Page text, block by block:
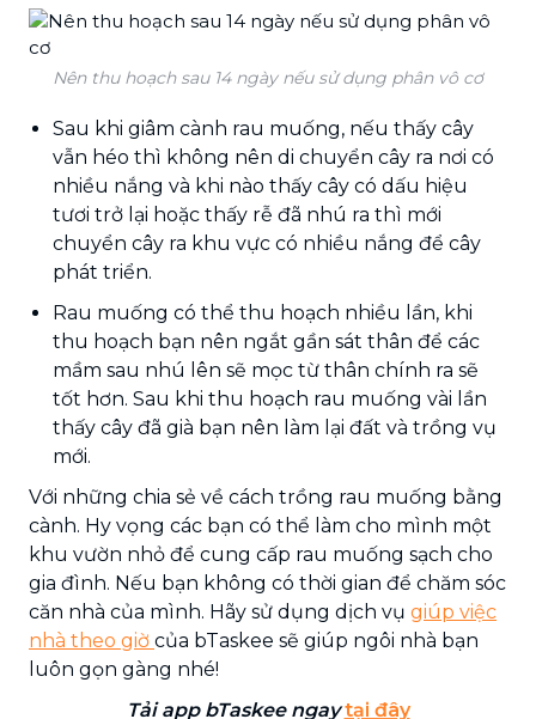
Nên thu hoạch sau 14 ngày nếu sử dụng phân vô cơ
Sau khi giâm cành rau muống, nếu thấy cây
vẫn héo thì không nên di chuyển cây ra nơi có
nhiều nắng và khi nào thấy cây có dấu hiệu
tươi trở lại hoặc thấy rễ đã nhú ra thì mới
chuyển cây ra khu vực có nhiều nắng để cây
phát triển.
Rau muống có thể thu hoạch nhiều lần, khi
thu hoạch bạn nên ngắt gần sát thân để các
mầm sau nhú lên sẽ mọc từ thân chính ra sẽ
tốt hơn. Sau khi thu hoạch rau muống vài lần
thấy cây đã già bạn nên làm lại đất và trồng vụ
mới.
Với những chia sẻ về cách trồng rau muống bằng
cành. Hy vọng các bạn có thể làm cho mình một
khu vườn nhỏ để cung cấp rau muống sạch cho
gia đình. Nếu bạn không có thời gian để chăm sóc
căn nhà của mình. Hãy sử dụng dịch vụ giúp việc
nhà theo giờ của bTaskee sẽ giúp ngôi nhà bạn
luôn gọn gàng nhé!
Tải app bTaskee ngay tại đây